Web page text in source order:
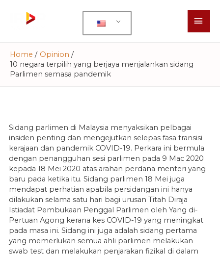
Home
Opinion
10 negara terpilih yang berjaya menjalankan sidang
Parlimen semasa pandemik
Sidang parlimen di Malaysia menyaksikan pelbagai
insiden penting dan mengejutkan selepas fasa transisi
kerajaan dan pandemik COVID-19. Perkara ini bermula
dengan penangguhan sesi parlimen pada 9 Mac 2020
kepada 18 Mei 2020 atas arahan perdana menteri yang
baru pada ketika itu. Sidang parlimen 18 Mei juga
mendapat perhatian apabila persidangan ini hanya
dilakukan selama satu hari bagi urusan Titah Diraja
Istiadat Pembukaan Penggal Parlimen oleh Yang di-
Pertuan Agong kerana kes COVID-19 yang meningkat
pada masa ini. Sidang ini juga adalah sidang pertama
yang memerlukan semua ahli parlimen melakukan
swab test dan melakukan penjarakan fizikal di dalam